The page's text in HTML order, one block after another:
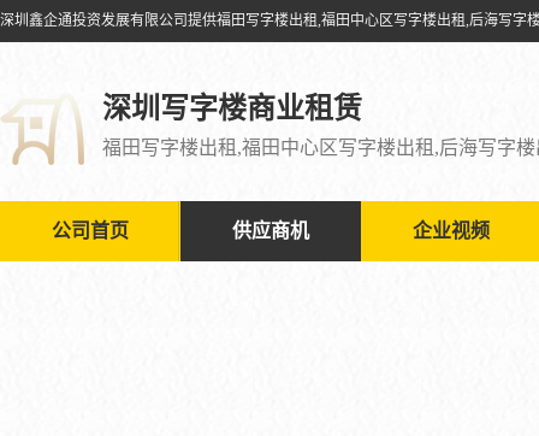
深圳写字楼商业租赁
公司首页 供应商机 企业视频